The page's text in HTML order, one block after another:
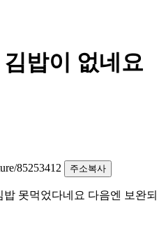
밥이 없네요
85253412
주소복사
못먹었다네요 다음엔 보완되